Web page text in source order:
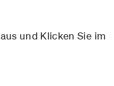
aus und Klicken Sie im